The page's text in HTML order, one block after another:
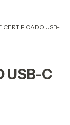
CERTIFICADO USB-
USB-C